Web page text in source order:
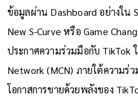
ข้อมูลผ่าน Dashboard อย่างใน
New S-Curve หรือ Game
ประกาศความร่วมมือกับ TikTok
Network (MCN) ภายใต้ความร่
โอกาสการขายด้วยพลังของ